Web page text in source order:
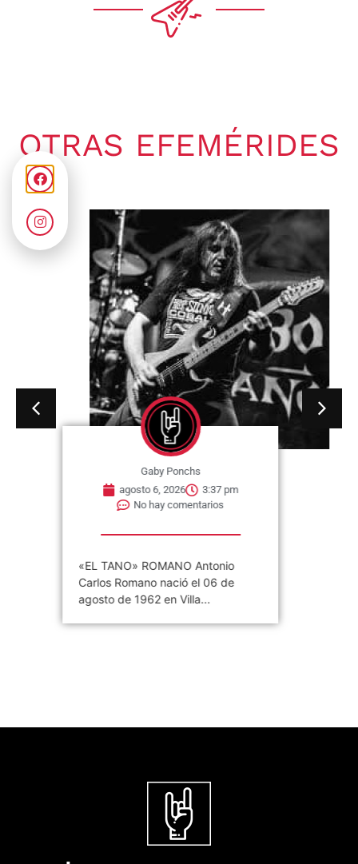
OTRAS EFEMÉRIDES
Gaby Ponchs
agosto 6, 2026
3:37 pm
No hay comentarios
«EL TANO» ROMANO Antonio
Carlos Romano nació el 06 de
agosto de 1962 en Villa...